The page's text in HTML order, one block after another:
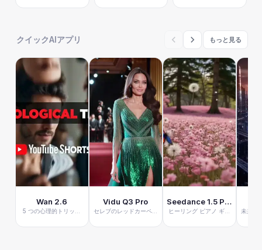
クイックAIアプリ もっと見る
Wan 2.6
5 つの心理的トリック
Vidu Q3 Pro
セレブのレッドカーペッ
Seedance 1.5 Pro
ヒーリング ピアノ ギタ
未来的